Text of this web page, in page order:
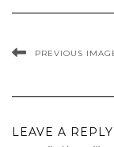
PREVIOUS
LEAVE A REPLY